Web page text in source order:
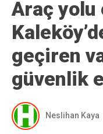
Araç yolu
geçiren
güvenlik
Neslihan Kaya